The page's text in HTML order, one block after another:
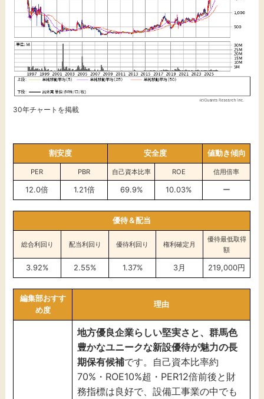
30年チャートを掲載
割安度 安全度 値動き傾向
PER PBR 自己資本比率 ROE 信用倍率
12.0倍 1.21倍 69.9% 10.03% ー
優待＆配当
総合利回り 配当利回り 優待利回り 権利確定月
優待最低取得
額
3.92% 2.55% 1.37% 3月 219,000円
編集部おすす
め度
理由
地方優良企業らしい堅実さと、群馬色
豊かなユニークな新設優待が魅力の長
期保有候補です。自己資本比率約
70%・ROE10%超・PER12倍前後と財
務指標は良好で、設備工事業の中でも